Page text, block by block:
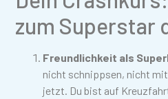
zum Superstar
Freundlichkeit als
nicht schnippsen, nicht
jetzt. Du bist auf